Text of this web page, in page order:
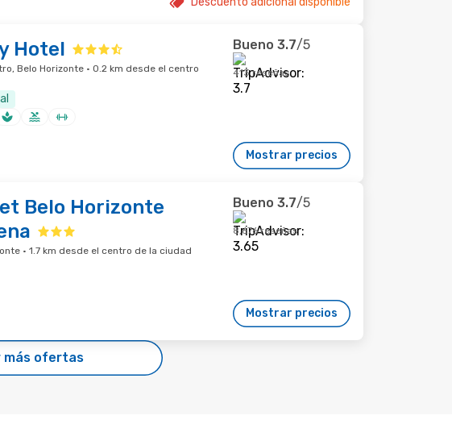
Hotel
Belo Horizonte · 0.2 km desde el centro
Bueno 3.7/5
413 reseñas
Mostrar precios
Belo Horizonte
· 1.7 km desde el centro de la ciudad
Bueno 3.7/5
8,676 reseñas
Mostrar precios
más ofertas